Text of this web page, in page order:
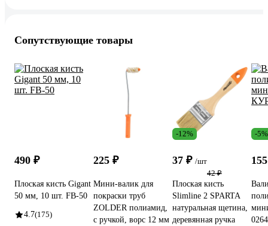
Сопутствующие товары
490 ₽
Плоская кисть Gigant
50 мм, 10 шт. FB-50
4.7(175)
225 ₽
Мини-валик для
покраски труб
ZOLDER полиамид,
с ручкой, ворс 12 мм
-12%
37 ₽ /шт
42 ₽
Плоская кисть
Slimline 2 SPARTA
натуральная щетина,
деревянная ручка
-5%